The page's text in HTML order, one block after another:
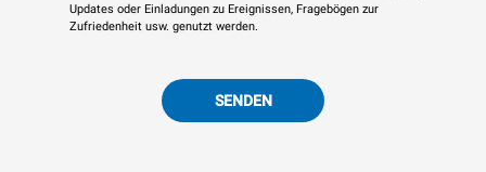
Updates oder Einladungen zu Ereignissen, Fragebögen zur
Zufriedenheit usw. genutzt werden.
SENDEN